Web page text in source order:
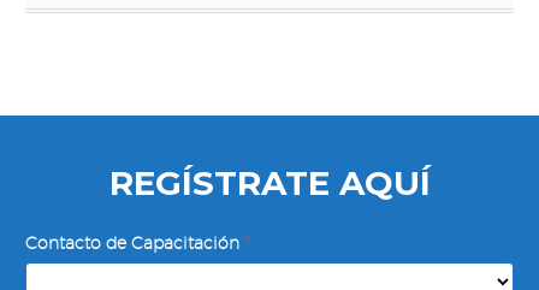
REGÍSTRATE AQUÍ
Finanzas
para
Contacto de Capacitación *